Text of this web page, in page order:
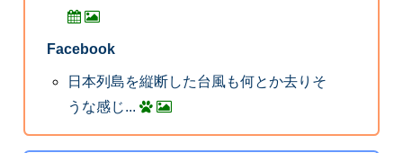
Facebook
日本列島を縦断した台風も何とか去りそ
うな感じ...